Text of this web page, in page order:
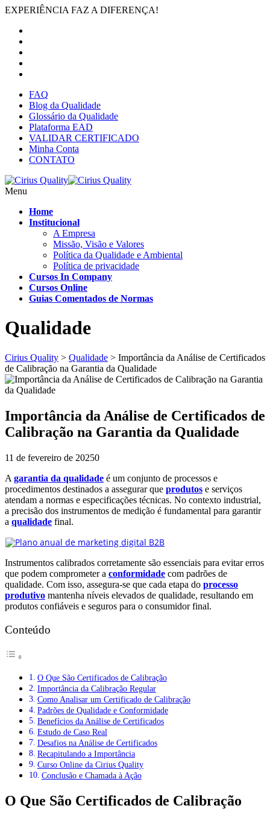
EXPERIÊNCIA FAZ A DIFERENÇA!
FAQ
Blog da Qualidade
Glossário da Qualidade
Plataforma EAD
VALIDAR CERTIFICADO
Minha Conta
CONTATO
Menu
Home
Institucional
A Empresa
Missão, Visão e Valores
Política da Qualidade e Ambiental
Política de privacidade
Cursos In Company
Cursos Online
Guias Comentados de Normas
Qualidade
Cirius Quality > Qualidade > Importância da Análise de Certificados
de Calibração na Garantia da Qualidade
Importância da Análise de Certificados de
Calibração na Garantia da Qualidade
11 de fevereiro de 20250
A garantia da qualidade é um conjunto de processos e
procedimentos destinados a assegurar que produtos e serviços
atendam a normas e especificações técnicas. No contexto industrial,
a precisão dos instrumentos de medição é fundamental para garantir
a qualidade final.
Instrumentos calibrados corretamente são essenciais para evitar erros
que podem comprometer a conformidade com padrões de
qualidade. Com isso, assegura-se que cada etapa do processo
produtivo mantenha níveis elevados de qualidade, resultando em
produtos confiáveis e seguros para o consumidor final.
Conteúdo
O Que São Certificados de Calibração
Importância da Calibração Regular
Como Analisar um Certificado de Calibração
Padrões de Qualidade e Conformidade
Benefícios da Análise de Certificados
Estudo de Caso Real
Desafios na Análise de Certificados
Recapitulando a Importância
Curso Online da Cirius Quality
Conclusão e Chamada à Ação
O Que São Certificados de Calibração